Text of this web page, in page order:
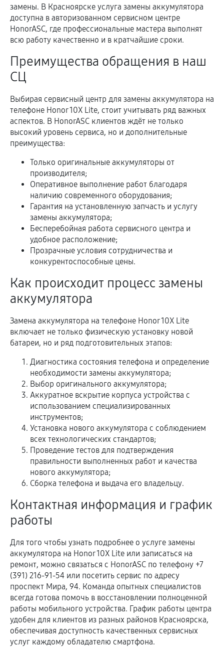
замены. В Красноярске услуга замены аккумулятора
доступна в авторизованном сервисном центре
HonorASC, где профессиональные мастера выполнят
всю работу качественно и в кратчайшие сроки.
Преимущества обращения в наш
СЦ
Выбирая сервисный центр для замены аккумулятора на
телефоне Honor 10X Lite, стоит учитывать ряд важных
аспектов. В HonorASC клиентов ждёт не только
высокий уровень сервиса, но и дополнительные
преимущества:
Только оригинальные аккумуляторы от
производителя;
Оперативное выполнение работ благодаря
наличию современного оборудования;
Гарантия на установленную запчасть и услугу
замены аккумулятора;
Бесперебойная работа сервисного центра и
удобное расположение;
Прозрачные условия сотрудничества и
конкурентоспособные цены.
Как происходит процесс замены
аккумулятора
Замена аккумулятора на телефоне Honor 10X Lite
включает не только физическую установку новой
батареи, но и ряд подготовительных этапов:
Диагностика состояния телефона и определение
необходимости замены аккумулятора;
Выбор оригинального аккумулятора;
Аккуратное вскрытие корпуса устройства с
использованием специализированных
инструментов;
Установка нового аккумулятора с соблюдением
всех технологических стандартов;
Проведение тестов для подтверждения
правильности выполненных работ и качества
нового аккумулятора;
Сборка телефона и выдача его владельцу.
Контактная информация и график
работы
Для того чтобы узнать подробнее о услуге замены
аккумулятора на Honor 10X Lite или записаться на
ремонт, можно связаться с HonorASC по телефону +7
(391) 216-91-54 или посетить сервис по адресу
проспект Мира, 94. Команда опытных специалистов
всегда готова помочь в восстановлении полноценной
работы мобильного устройства. График работы центра
удобен для клиентов из разных районов Красноярска,
обеспечивая доступность качественных сервисных
услуг каждому обладателю смартфона.